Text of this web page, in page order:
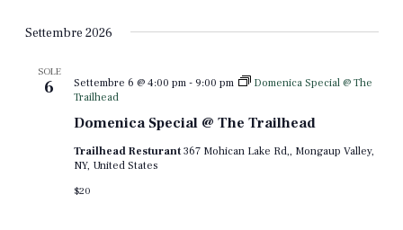
Settembre 2026
SOLE
6
Domenica Special @ The Trailhead
Settembre 6 @ 4:00 pm- 9:00 pm
Domenica Special @ The
Trailhead
Trailhead Resturant367 Mohican Lake Rd,, Mongaup Valley,
NY, United States
$20